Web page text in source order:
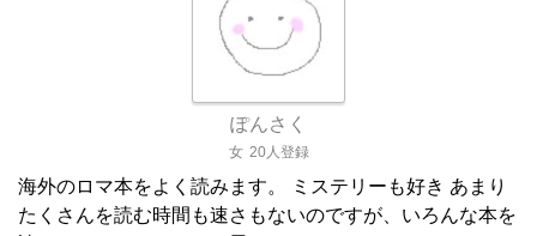
ぽんさく
女 20人登録
海外のロマ本をよく読みます。 ミステリーも好き あまり
たくさんを読む時間も速さもないのですが、いろんな本を